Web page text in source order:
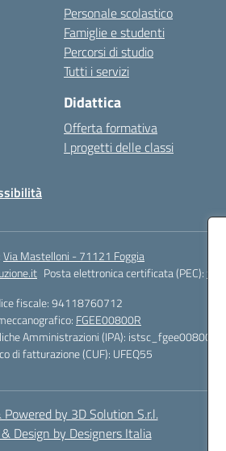
Personale scolastico
Famiglie e studenti
Percorsi di studio
Tutti i servizi
Didattica
Offerta formativa
I progetti delle classi
Via Mastelloni - 71121 Foggia
Posta elettronica certificata (PEC):
fiscale: 94118760712
FGEE00800R
Amministrazioni (IPA): istsc_fgee00800r
di fatturazione (CUF): UFEQ55
by 3D Solution S.r.l.
Design by Designers Italia